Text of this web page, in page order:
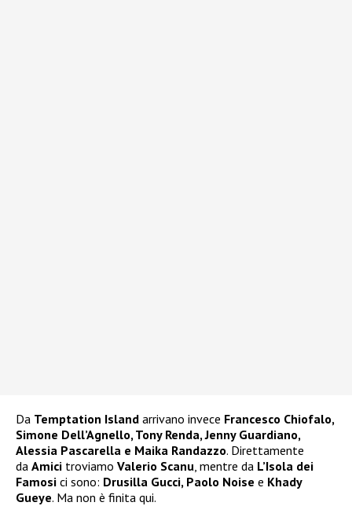
Da Temptation Island arrivano invece Francesco Chiofalo,
Simone Dell’Agnello, Tony Renda, Jenny Guardiano,
Alessia Pascarella e Maika Randazzo. Direttamente
da Amici troviamo Valerio Scanu, mentre da L’Isola dei
Famosi ci sono: Drusilla Gucci, Paolo Noise e Khady
Gueye. Ma non è finita qui.